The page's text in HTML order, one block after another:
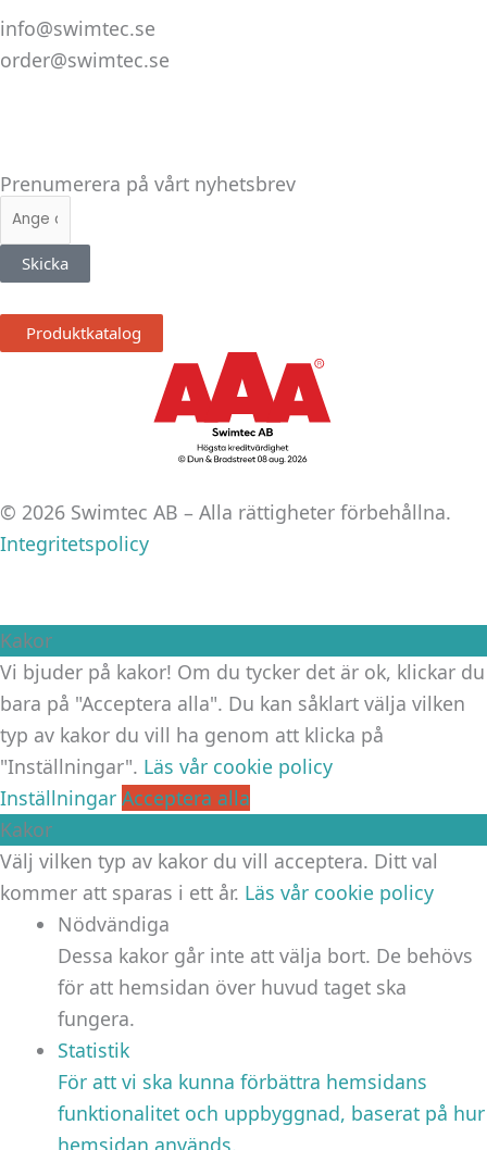
info@swimtec.se
order@swimtec.se
Prenumerera på vårt nyhetsbrev
E-
post
Skicka
Produktkatalog
© 2026 Swimtec AB – Alla rättigheter förbehållna.
Integritetspolicy
Kakor
Vi bjuder på kakor! Om du tycker det är ok, klickar du
bara på "Acceptera alla". Du kan såklart välja vilken
typ av kakor du vill ha genom att klicka på
"Inställningar". Läs vår cookie policy
Inställningar Acceptera alla
Kakor
Välj vilken typ av kakor du vill acceptera. Ditt val
kommer att sparas i ett år. Läs vår cookie policy
Nödvändiga
Dessa kakor går inte att välja bort. De behövs
för att hemsidan över huvud taget ska
fungera.
Statistik
För att vi ska kunna förbättra hemsidans
funktionalitet och uppbyggnad, baserat på hur